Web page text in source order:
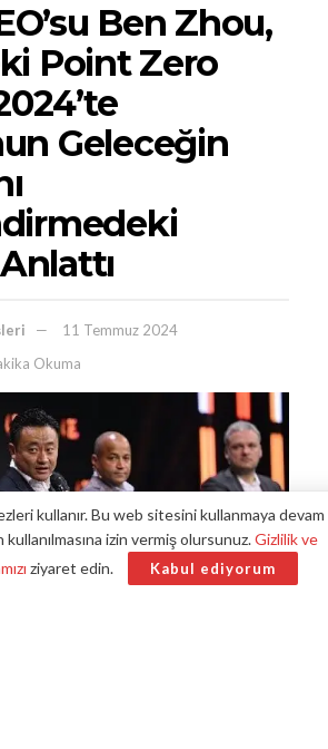
Ben Zhou,
Point Zero
Geleceğin
11 Temmuz 2024
Okuma
kullanır. Bu web sitesini kullanmaya devam
izin vermiş olursunuz.Gizlilik ve
ziyaret edin. Kabul ediyorum